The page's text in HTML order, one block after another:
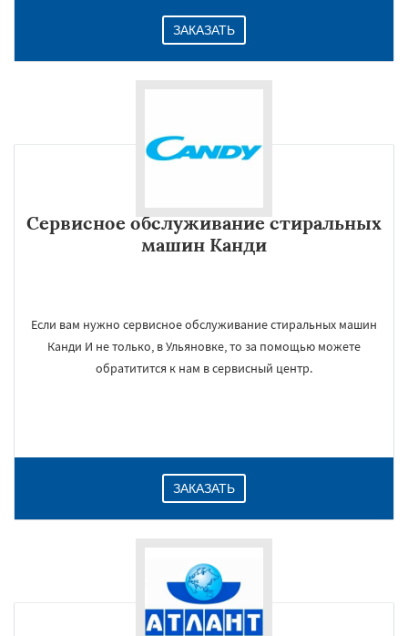
ЗАКАЗАТЬ
Сервисное обслуживание стиральных
машин Канди
Если вам нужно сервисное обслуживание стиральных машин
Канди И не только, в Ульяновке, то за помощью можете
обратитится к нам в сервисный центр.
ЗАКАЗАТЬ